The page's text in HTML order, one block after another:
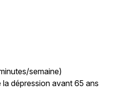
semaine)
dépression avant 65 ans